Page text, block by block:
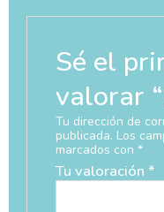
Sé el
valorar
Tu dirección de
publicada. Los
marcados con *
Tu valoración *